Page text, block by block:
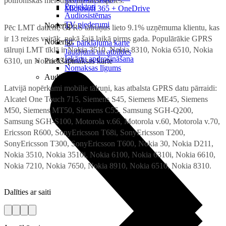
Microsoft 365 + OneDrive
Noderīgi
5G pārklājuma karte
Jautājumi un atbildes
Priekšapmaksas karte
Projektori
Audiosistēmas
TV piederumi
Noderīgi
Iekārtu apdrošināšana
Nomaksas līgums
Audio
Pēc LMT datiem, GPRS tālruņus lieto 9.1% uzņēmuma klientu, kas
ir 13 reizes vairāk, nekā šajā laikā pirms gada. Populārākie GPRS
tālruņi LMT tīklā ir Nokia 3510, Nokia 8310, Nokia 6510, Nokia
6310, un Nokia 6310i.
Latvijā nopērkami mobilie tālruņi, kas atbalsta GPRS datu pārraidi:
Alcatel One Touch 715, Siemens S45, Siemens ME45, Siemens
M50, Siemens MT50, Siemens C55, Samsung SGH-Q200,
Samsung SGH-S100, Motorola v.66, Motorola v.60, Motorola v.70,
Ericsson R600, SonyEricsson T68i, SonyEricsson T200,
SonyEricsson T300, SonyEricsson T600, Nokia 30, Nokia D211,
Nokia 3510, Nokia 3510i, Nokia 6100, Nokia 6310i, Nokia 6610,
Nokia 7210, Nokia 7650, Nokia 8910, Nokia 6510, Nokia 8310.
Dalīties ar saiti